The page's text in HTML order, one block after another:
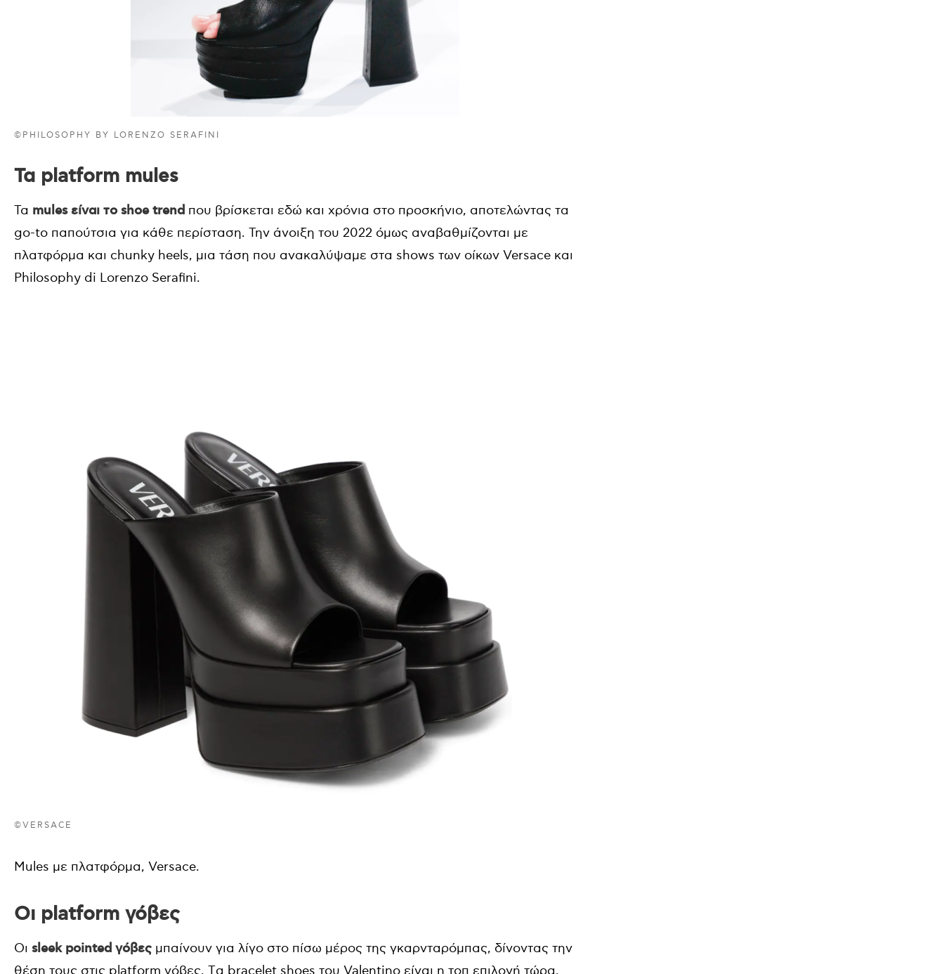
©PHILOSOPHY BY LORENZO SERAFINI
Τα platform mules
Τα mules είναι το shoe trend που βρίσκεται εδώ και χρόνια στο προσκήνιο, αποτελώντας τα
go-to παπούτσια για κάθε περίσταση. Την άνοιξη του 2022 όμως αναβαθμίζονται με
πλατφόρμα και chunky heels, μια τάση που ανακαλύψαμε στα shows των οίκων Versace και
Philosophy di Lorenzo Serafini.
©VERSACE
Mules με πλατφόρμα, Versace.
Οι platform γόβες
Οι sleek pointed γόβες μπαίνουν για λίγο στο πίσω μέρος της γκαρνταρόμπας, δίνοντας την
θέση τους στις platform γόβες. Tα bracelet shoes του Valentino είναι η τοπ επιλογή τώρα.